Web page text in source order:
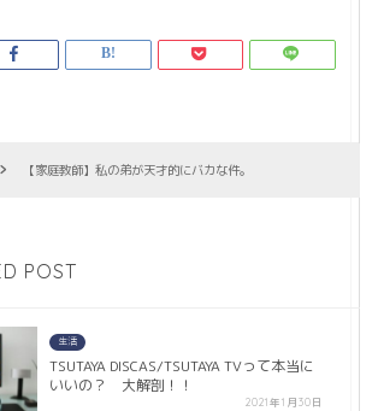
【家庭教師】私の弟が天才的にバカな件。
POST
生活
TSUTAYA DISCAS/TSUTAYA TVって本当に
いいの？ 大解剖！！
2021年1月30日